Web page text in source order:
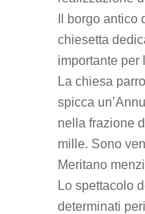
Il borgo
chiesetta
importante per
La chiesa
spicca
nella frazione
mille. Sono
Meritano
Lo spettacolo
determinati